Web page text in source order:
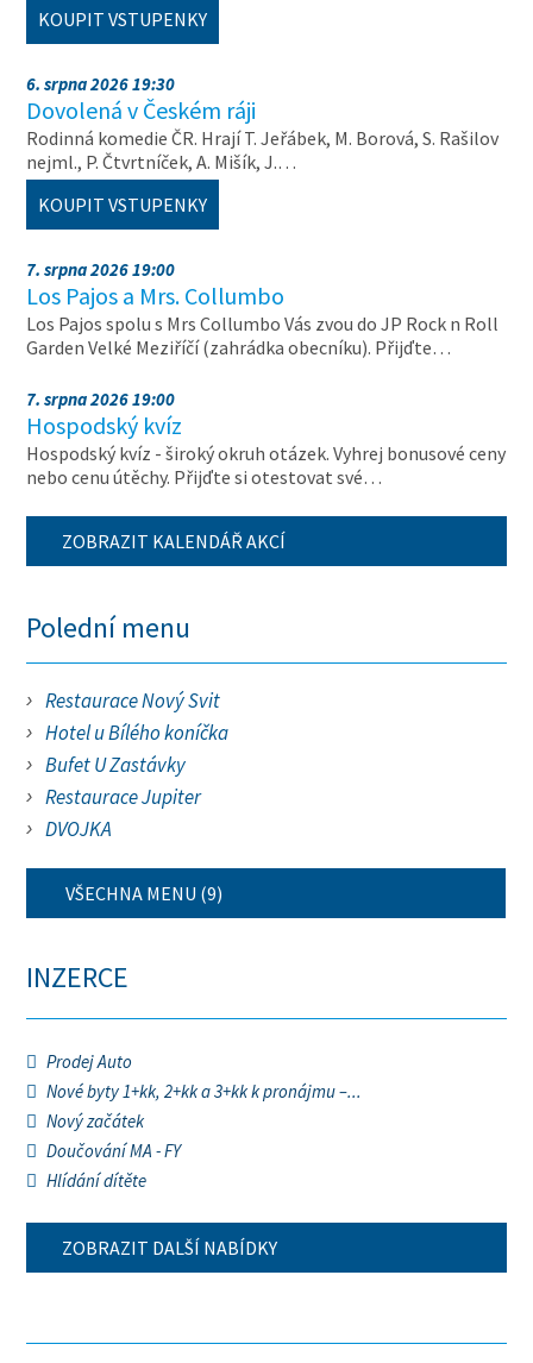
KOUPIT VSTUPENKY
6. srpna 2026 19:30
Dovolená v Českém ráji
Rodinná komedie ČR. Hrají T. Jeřábek, M. Borová, S. Rašilov
nejml., P. Čtvrtníček, A. Mišík, J.…
KOUPIT VSTUPENKY
7. srpna 2026 19:00
Los Pajos a Mrs. Collumbo
Los Pajos spolu s Mrs Collumbo Vás zvou do JP Rock n Roll
Garden Velké Meziříčí (zahrádka obecníku). Přijďte…
7. srpna 2026 19:00
Hospodský kvíz
Hospodský kvíz - široký okruh otázek. Vyhrej bonusové ceny
nebo cenu útěchy. Přijďte si otestovat své…
ZOBRAZIT KALENDÁŘ AKCÍ
Polední menu
Restaurace Nový Svit
Hotel u Bílého koníčka
Bufet U Zastávky
Restaurace Jupiter
DVOJKA
VŠECHNA MENU (9)
INZERCE
Prodej Auto
Nové byty 1+kk, 2+kk a 3+kk k pronájmu –...
Nový začátek
Doučování MA - FY
Hlídání dítěte
ZOBRAZIT DALŠÍ NABÍDKY